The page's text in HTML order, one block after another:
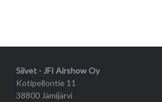
Siivet - JFI Airshow Oy
Kotipellontie 11
38800 Jämijärvi